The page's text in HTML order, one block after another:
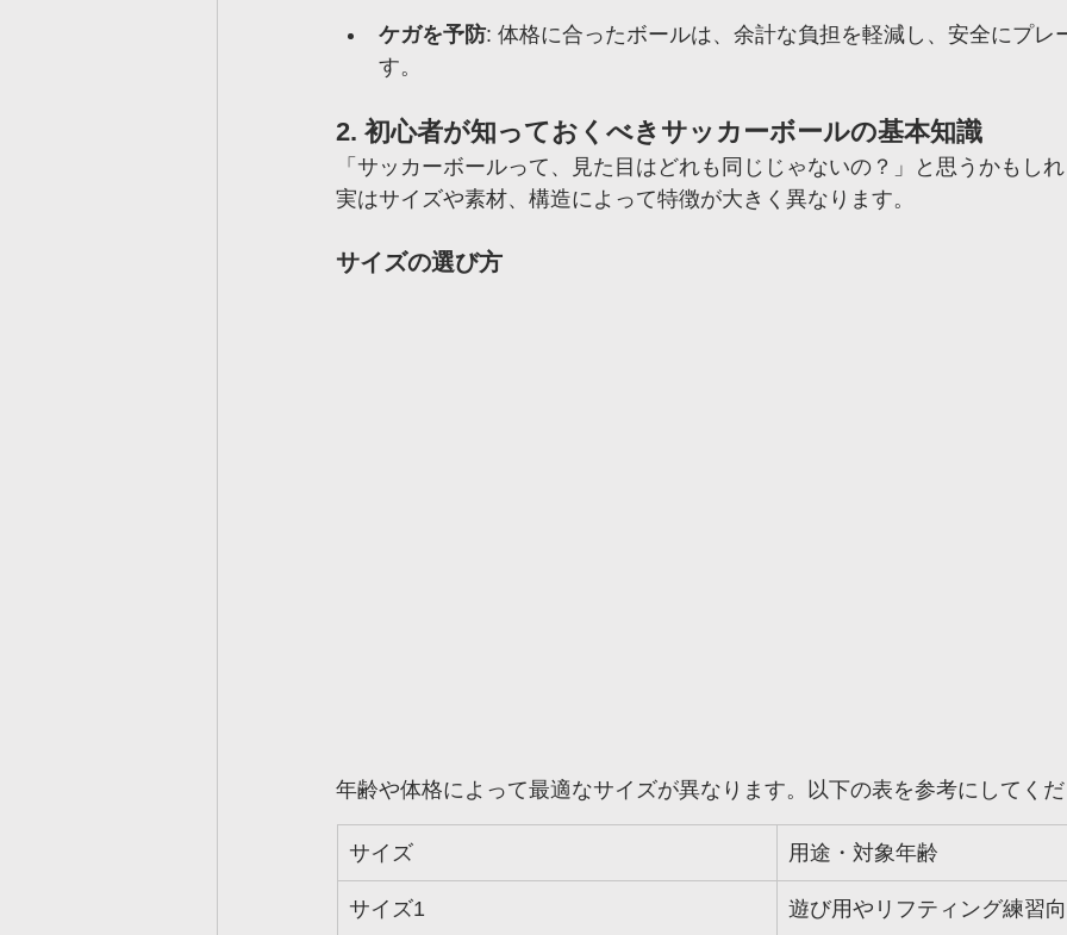
ケガを予防: 体格に合ったボールは、余計な負担を軽減し、安全にプレ
す。
2. 初心者が知っておくべきサッカーボールの基本知識
「サッカーボールって、見た目はどれも同じじゃないの？」と思うかもし
実はサイズや素材、構造によって特徴が大きく異なります。
サイズの選び方
年齢や体格によって最適なサイズが異なります。以下の表を参考にしてく
サイズ 用途・対象年齢
サイズ1 遊び用やリフティング練習